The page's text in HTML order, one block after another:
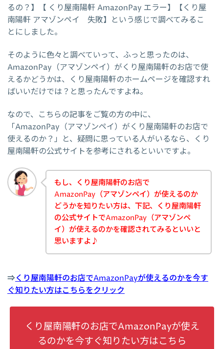
るの？】【 くり屋南陽軒 AmazonPay エラー】【くり屋
南陽軒 アマゾンペイ 失敗】という感じで調べてみるこ
とにしました。
そのように色々と調べていって、ふっと思ったのは、
AmazonPay（アマゾンペイ）がくり屋南陽軒のお店で使
えるかどうかは、くり屋南陽軒のホームページを確認すれ
ばいいだけでは？と思ったんですよね。
なので、こちらの記事をご覧の方の中に、
「AmazonPay（アマゾンペイ）がくり屋南陽軒のお店で
使えるのか？」と、疑問に思っている人がいるなら、くり
屋南陽軒の公式サイトを参考にされるといいですよ。
もし、くり屋南陽軒のお店で
AmazonPay（アマゾンペイ）が使えるのか
どうかを知りたい方は、下記、くり屋南陽軒
の公式サイトでAmazonPay（アマゾンペ
イ）が使えるのかを確認されてみるといいと
思いますよ♪
⇒くり屋南陽軒のお店でAmazonPayが使えるのかを今す
ぐ知りたい方はこちらをクリック
くり屋南陽軒のお店でAmazonPayが使え
るのかを今すぐ知りたい方はこちら